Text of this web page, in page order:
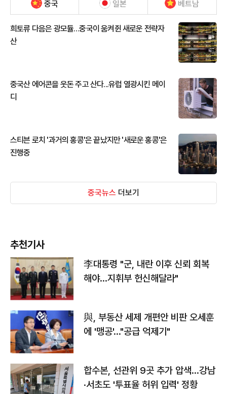
중국 일본 베트남
희토류 다음은 광모듈…중국이 움켜쥔 새로운 전략자
산
중국산 에어콘을 웃돈 주고 산다...유럽 열광시킨 메이
디
스티븐 로치 '과거의 홍콩'은 끝났지만 '새로운 홍콩'은
진행중
중국뉴스 더보기
추천기사
李대통령 "군, 내란 이후 신뢰 회복
해야…지휘부 헌신해달라"
與, 부동산 세제 개편안 비판 오세훈
에 '맹공'…"공급 억제기"
합수본, 선관위 9곳 추가 압색…강남
·서초도 '투표율 허위 입력' 정황